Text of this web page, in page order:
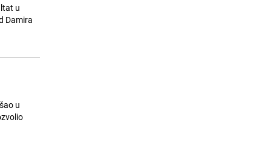
u
Damira
u